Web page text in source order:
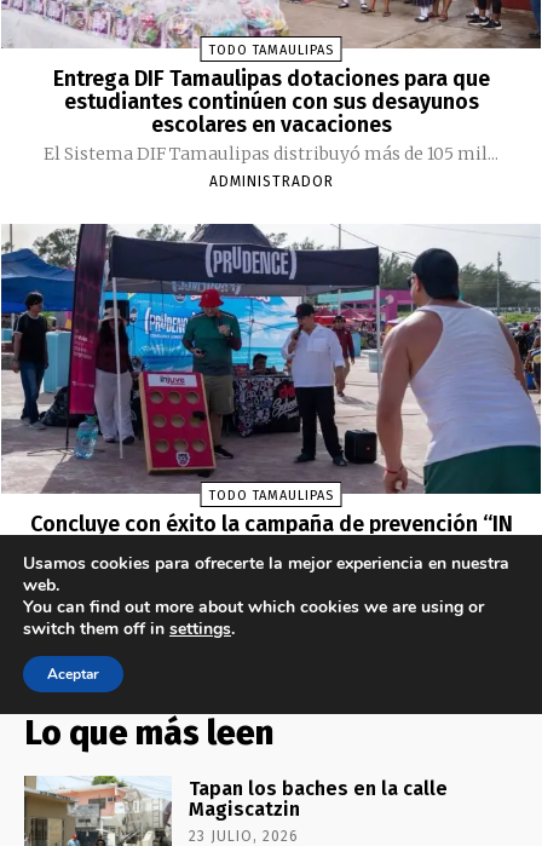
Lo que más leen
Tapan los baches en la calle
Magiscatzin
23 JULIO, 2026